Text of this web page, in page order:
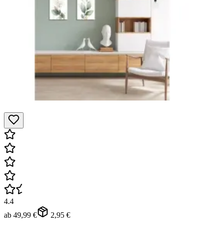
4.4
ab 49,99 € 2,95 €